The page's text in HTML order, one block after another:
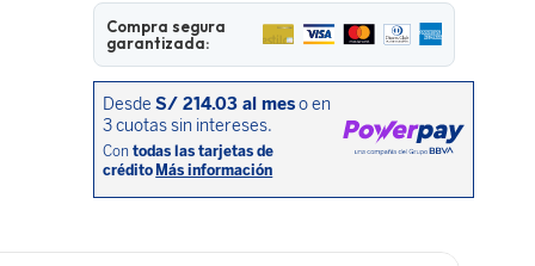
Compra segura
garantizada: